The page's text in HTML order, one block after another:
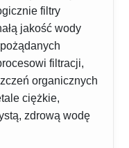
filtry
jakość wody
filtracji,
organicznych
ciężkie,
zdrową wodę